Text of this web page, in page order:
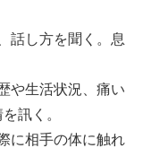
話し方を聞く。息
や生活状況、痛い
訊く。
に相手の体に触れ